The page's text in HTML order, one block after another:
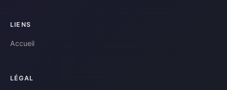
LIENS
Accueil
LÉGAL